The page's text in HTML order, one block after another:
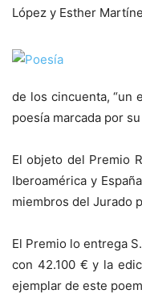
López y Esther
de los cincuenta, “un
poesía marcada por
El objeto del Premio
Iberoamérica y
miembros del Jurado
El Premio lo entrega
con 42.100 € y la
ejemplar de este